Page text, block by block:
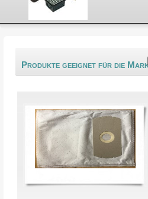
Produkte geeignet für die